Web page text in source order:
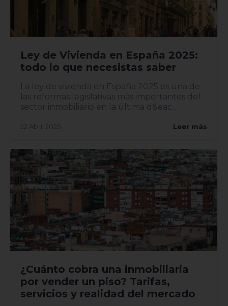
Ley de Vivienda en España 2025:
todo lo que necesistas saber
La ley de vivienda en España 2025 es una de
las reformas legislativas más importantes del
sector inmobiliario en la última d&eac...
22 Abril 2025 Leer más
¿Cuánto cobra una inmobiliaria
por vender un piso? Tarifas,
servicios y realidad del mercado